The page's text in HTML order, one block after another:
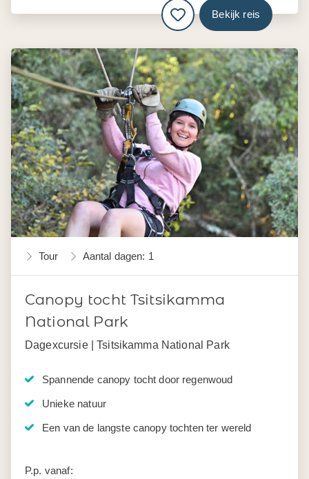
Bekijk reis
Tour Aantal dagen: 1
Canopy tocht Tsitsikamma
National Park
Dagexcursie | Tsitsikamma National Park
Spannende canopy tocht door regenwoud
Unieke natuur
Een van de langste canopy tochten ter wereld
P.p. vanaf: